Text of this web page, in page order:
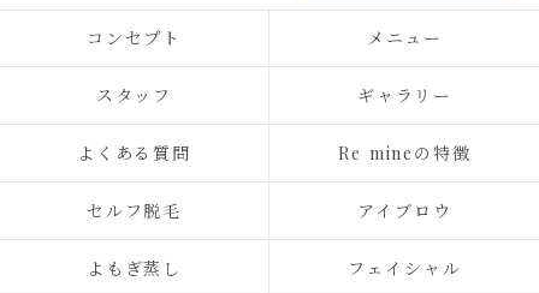
コンセプト メニュー
スタッフ ギャラリー
よくある質問 Re mineの特徴
セルフ脱毛 アイブロウ
よもぎ蒸し フェイシャル